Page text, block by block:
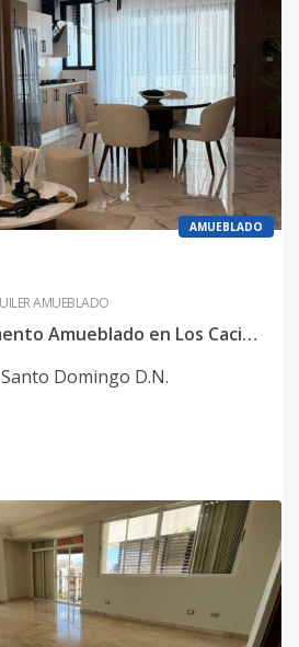
AMUEBLADO
AMUEBLADO
Moderno Apartamento Amueblado en Los Cacicazgos | A Pasos del Mirador Sur
Santo Domingo D.N.